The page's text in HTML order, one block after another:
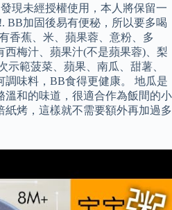
現未經授權使用，本人將保留一
BB加固後易有便秘，所以要多喝
香蕉、米、蘋果蓉、意粉、多
梅汁、蘋果汁(不是蘋果蓉)、梨
示範菠菜、蘋果、南瓜、甜薯、
調味料，BB食得更健康。 地瓜是
溫和的味道，很適合作為飯間的小
烤，這樣就不需要額外再加過多